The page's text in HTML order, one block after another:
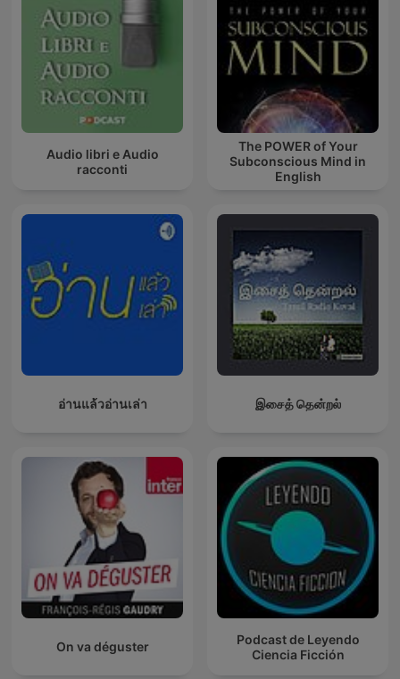
Audio libri e Audio
racconti
The POWER of Your
Subconscious Mind in
English
อ่านแล้วอ่านเล่า இசைத் தென்றல்
On va déguster
Podcast de Leyendo
Ciencia Ficción